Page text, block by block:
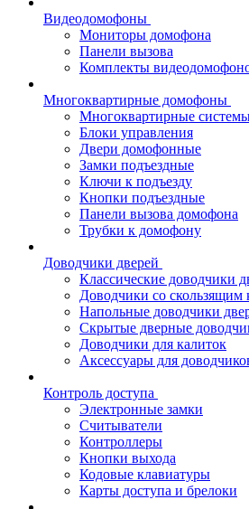
Видеодомофоны
Мониторы домофона
Панели вызова
Комплекты
Многоквартирные домофоны
Многоквартирные
Блоки управления
Двери домофонные
Замки подъездные
Ключи к подъезду
Кнопки подъездные
Панели вызова домофона
Трубки к домофону
Доводчики дверей
Классические доводчики
Доводчики со скользящим
Напольные доводчики
Скрытые дверные
Доводчики для калиток
Аксессуары для
Контроль доступа
Электронные замки
Считыватели
Контроллеры
Кнопки выхода
Кодовые клавиатуры
Карты доступа и брелоки